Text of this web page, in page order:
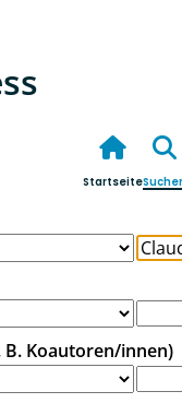
Startseite
B. Koautoren/innen)